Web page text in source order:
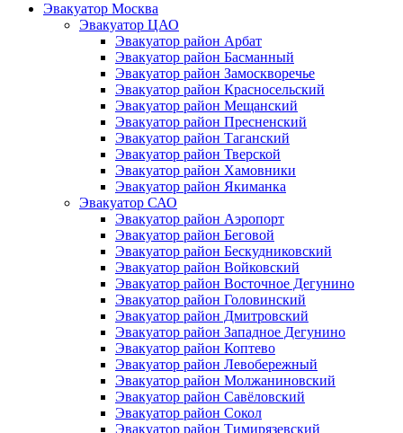
Эвакуатор Москва
Эвакуатор ЦАО
Эвакуатор район Арбат
Эвакуатор район Басманный
Эвакуатор район Замоскворечье
Эвакуатор район Красносельский
Эвакуатор район Мещанский
Эвакуатор район Пресненский
Эвакуатор район Таганский
Эвакуатор район Тверской
Эвакуатор район Хамовники
Эвакуатор район Якиманка
Эвакуатор САО
Эвакуатор район Аэропорт
Эвакуатор район Беговой
Эвакуатор район Бескудниковский
Эвакуатор район Войковский
Эвакуатор район Восточное Дегунино
Эвакуатор район Головинский
Эвакуатор район Дмитровский
Эвакуатор район Западное Дегунино
Эвакуатор район Коптево
Эвакуатор район Левобережный
Эвакуатор район Молжаниновский
Эвакуатор район Савёловский
Эвакуатор район Сокол
Эвакуатор район Тимирязевский